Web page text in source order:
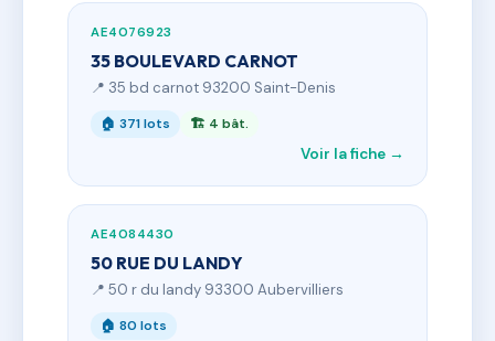
AE4076923
35 BOULEVARD CARNOT
📍 35 bd carnot 93200 Saint-Denis
🏠 371 lots 🏗 4 bât.
Voir la fiche →
AE4084430
50 RUE DU LANDY
📍 50 r du landy 93300 Aubervilliers
🏠 80 lots